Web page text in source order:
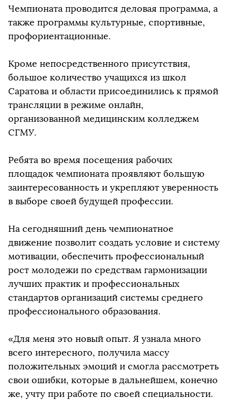
Чемпионата проводится деловая программа, а
также программы культурные, спортивные,
профориентационные.
Кроме непосредственного присутствия,
большое количество учащихся из школ
Саратова и области присоединились к прямой
трансляции в режиме онлайн,
организованной медицинским колледжем
СГМУ.
Ребята во время посещения рабочих
площадок чемпионата проявляют большую
заинтересованность и укрепляют уверенность
в выборе своей будущей профессии.
На сегодняшний день чемпионатное
движение позволит создать условие и систему
мотивации, обеспечить профессиональный
рост молодежи по средствам гармонизации
лучших практик и профессиональных
стандартов организаций системы среднего
профессионального образования.
«Для меня это новый опыт. Я узнала много
всего интересного, получила массу
положительных эмоций и смогла рассмотреть
свои ошибки, которые в дальнейшем, конечно
же, учту при работе по своей специальности.